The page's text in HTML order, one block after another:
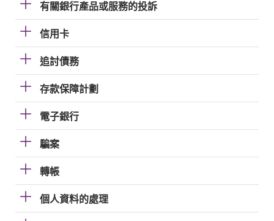
有關銀行產品或服務的投訴
信用卡
追討債務
存款保障計劃
電子銀行
騙案
轉帳
個人資料的處理